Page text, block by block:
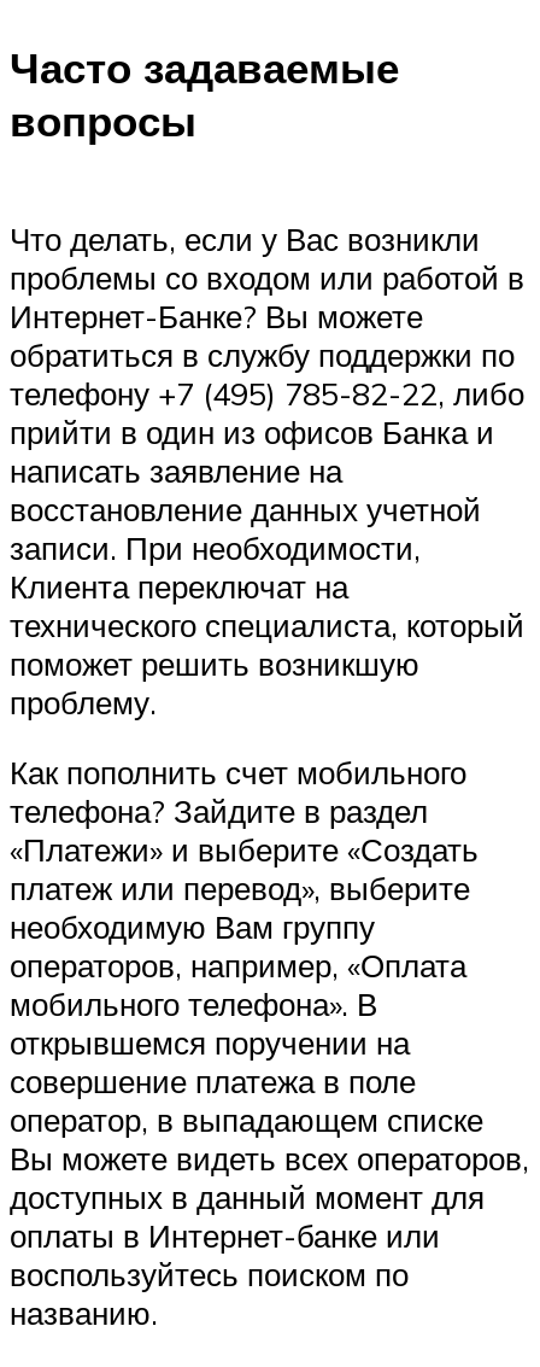
Часто задаваемые
вопросы
Что делать, если у Вас возникли
проблемы со входом или работой в
Интернет-Банке? Вы можете
обратиться в службу поддержки по
телефону +7 (495) 785-82-22, либо
прийти в один из офисов Банка и
написать заявление на
восстановление данных учетной
записи. При необходимости,
Клиента переключат на
технического специалиста, который
поможет решить возникшую
проблему.
Как пополнить счет мобильного
телефона? Зайдите в раздел
«Платежи» и выберите «Создать
платеж или перевод», выберите
необходимую Вам группу
операторов, например, «Оплата
мобильного телефона». В
открывшемся поручении на
совершение платежа в поле
оператор, в выпадающем списке
Вы можете видеть всех операторов,
доступных в данный момент для
оплаты в Интернет-банке или
воспользуйтесь поиском по
названию.